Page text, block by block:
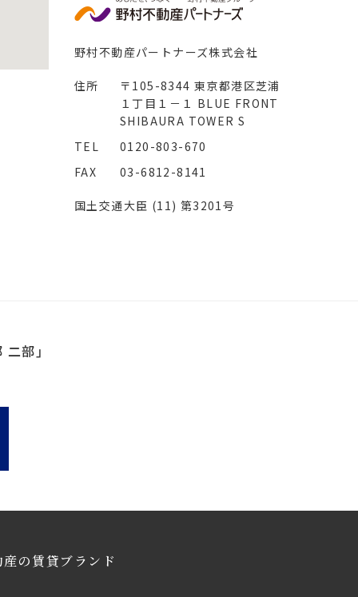
野村不動産パートナーズ株式会社
住所
〒105-8344 東京都港区芝浦
１丁目１－１ BLUE FRONT
SHIBAURA TOWER S
TEL
0120-803-670
FAX
03-6812-8141
国土交通大臣 (11) 第3201号
部」
の賃貸ブランド